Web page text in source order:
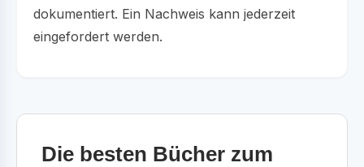
dokumentiert. Ein Nachweis kann jederzeit
eingefordert werden.
Die besten Bücher zum